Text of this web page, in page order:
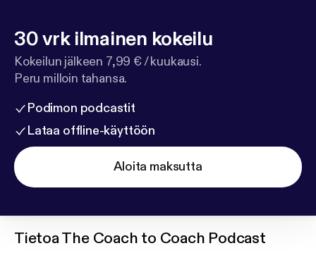
30 vrk ilmainen kokeilu
Kokeilun jälkeen 7,99 € / kuukausi.
Peru milloin tahansa.
Podimon podcastit
Lataa offline-käyttöön
Aloita maksutta
TietoaThe Coach to Coach Podcast